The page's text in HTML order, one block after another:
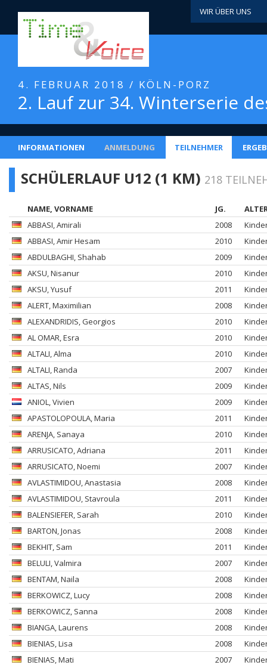
WIR ÜBER UNS
4. FEBRUAR 2018 / KÖLN-PORZ
2. Lauf zur 34. Winterserie
INFORMATIONEN ANMELDUNG TEILNEHMER
SCHÜLERLAUF U12 (1 KM) 218
NAME, VORNAME JG.
ABBASI, Amirali 2008
ABBASI, Amir Hesam 2010
ABDULBAGHI, Shahab 2009
AKSU, Nisanur 2010
AKSU, Yusuf 2011
ALERT, Maximilian 2008
ALEXANDRIDIS, Georgios 2010
AL OMAR, Esra 2010
ALTALI, Alma 2010
ALTALI, Randa 2007
ALTAS, Nils 2009
ANIOL, Vivien 2009
APASTOLOPOULA, Maria 2011
ARENJA, Sanaya 2010
ARRUSICATO, Adriana 2011
ARRUSICATO, Noemi 2007
AVLASTIMIDOU, Anastasia 2008
AVLASTIMIDOU, Stavroula 2011
BALENSIEFER, Sarah 2010
BARTON, Jonas 2008
BEKHIT, Sam 2011
BELULI, Valmira 2007
BENTAM, Naila 2008
BERKOWICZ, Lucy 2008
BERKOWICZ, Sanna 2008
BIANGA, Laurens 2008
BIENIAS, Lisa 2008
BIENIAS, Mati 2007